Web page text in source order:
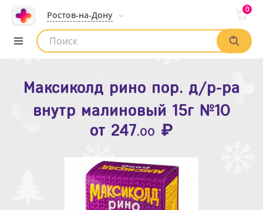
Ростов-на-Дону
0
Список аптек
Максиколд рино пор. д/р-ра
внутр малиновый 15г №10
от 247.00 ₽
Зодак таб. п.п.о. 10мг №10
от109.80 ₽